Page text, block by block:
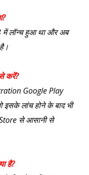
लॉन्च हुआ था और अब
करें?
Google Play
लांच होने के बाद भी
से आसानी से
है?